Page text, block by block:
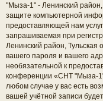
"Мыза-1" - Ленинский район,
защите компьютерной
предоставляющей нам
запрашиваемая при
Ленинский район, Тульская
вашего пароля и вашего
необязательной к
конференции «СНТ "Мыза-1"
любом случае у вас есть
вашей учётной записи